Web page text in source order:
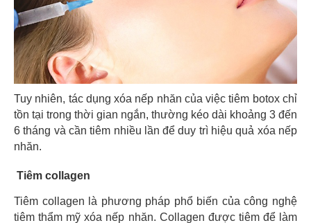
Tuy nhiên, tác dụng xóa nếp nhăn của việc tiêm botox chỉ
tồn tại trong thời gian ngắn, thường kéo dài khoảng 3 đến
6 tháng và cần tiêm nhiều lần để duy trì hiệu quả xóa nếp
nhăn.
Tiêm collagen
Tiêm collagen là phương pháp phổ biến của công nghệ
tiêm thẩm mỹ xóa nếp nhăn. Collagen được tiêm để làm